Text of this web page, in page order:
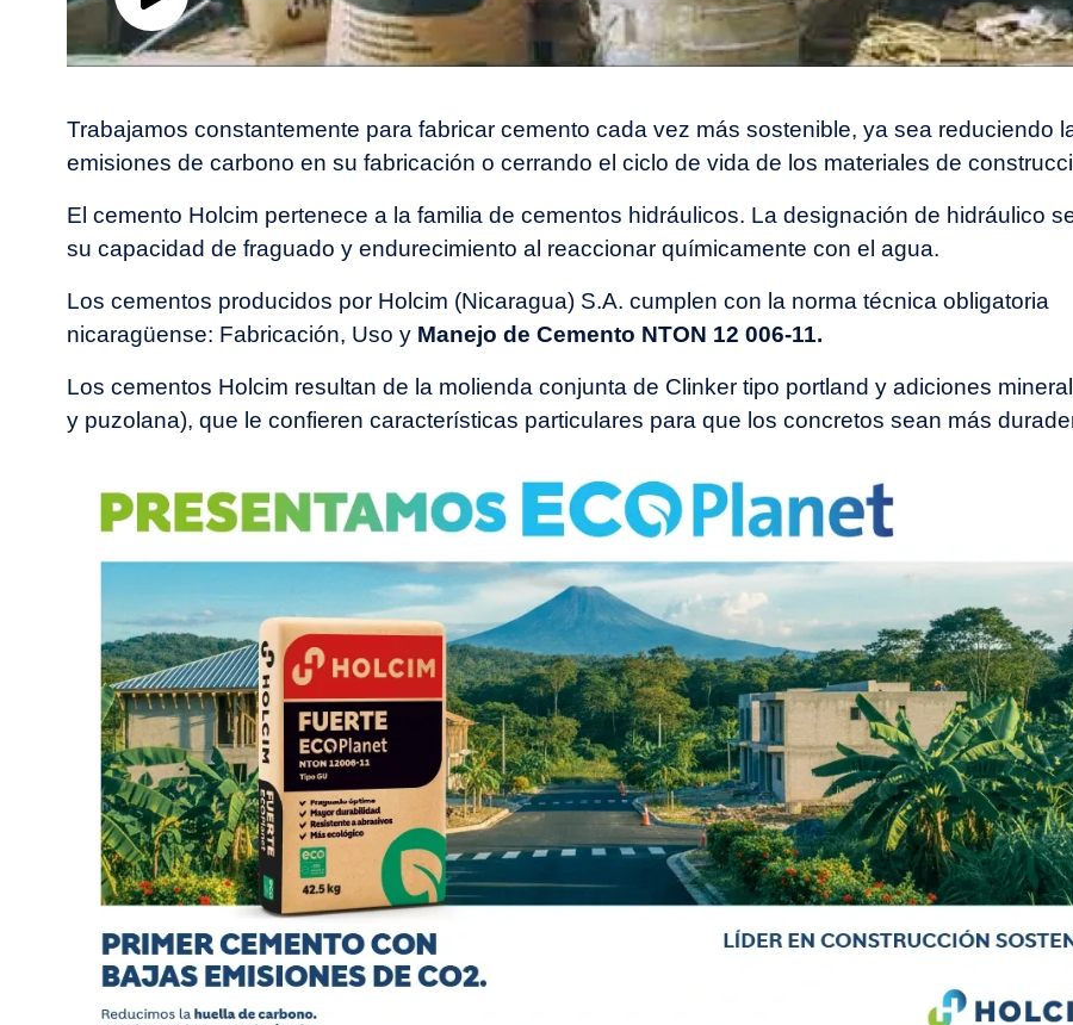
Play
Video
Trabajamos constantemente para fabricar cemento cada vez más sostenible, ya sea reduciendo
emisiones de carbono en su fabricación o cerrando el ciclo de vida de los materiales de
El cemento Holcim pertenece a la familia de cementos hidráulicos. La designación de hidráulico
su capacidad de fraguado y endurecimiento al reaccionar químicamente con el agua.
Los cementos producidos por Holcim (Nicaragua) S.A. cumplen con la norma técnica obligatoria
nicaragüense: Fabricación, Uso y Manejo de Cemento NTON 12 006-11.
Los cementos Holcim resultan de la molienda conjunta de Clinker tipo portland y adiciones
y puzolana), que le confieren características particulares para que los concretos sean más